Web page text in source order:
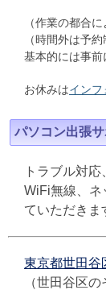
（作業の都合
（時間外は予
基本的には事前
お休みはインフ
パソコン出張
トラブル対
WiFi無線、ネ
ていただきま
東京都世田谷
（世田谷区